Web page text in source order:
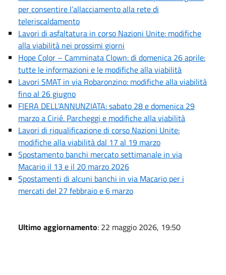
per consentire l’allacciamento alla rete di
teleriscaldamento
Lavori di asfaltatura in corso Nazioni Unite: modifiche
alla viabilità nei prossimi giorni
Hope Color – Camminata Clown: di domenica 26 aprile:
tutte le informazioni e le modifiche alla viabilità
Lavori SMAT in via Robaronzino: modifiche alla viabilità
fino al 26 giugno
FIERA DELL’ANNUNZIATA: sabato 28 e domenica 29
marzo a Cirié. Parcheggi e modifiche alla viabilità
Lavori di riqualificazione di corso Nazioni Unite:
modifiche alla viabilità dal 17 al 19 marzo
Spostamento banchi mercato settimanale in via
Macario il 13 e il 20 marzo 2026
Spostamenti di alcuni banchi in via Macario per i
mercati del 27 febbraio e 6 marzo
Ultimo aggiornamento: 22 maggio 2026, 19:50